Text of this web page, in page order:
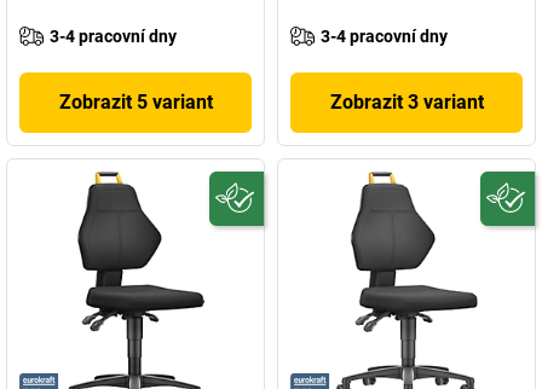
3-4 pracovní dny
Zobrazit 5 variant
3-4 pracovní dny
Zobrazit 3 variant